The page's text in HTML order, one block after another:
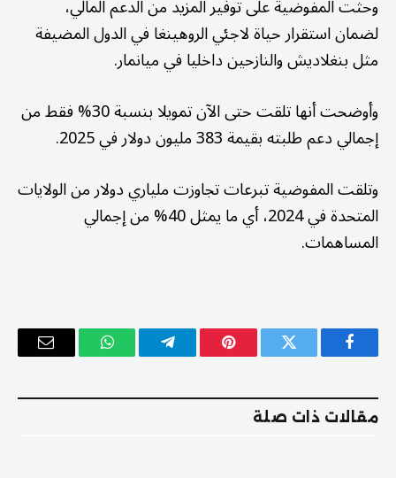
وحثت المفوضية على توفير المزيد من الدعم المالي،
لضمان استقرار حياة لاجئي الروهينغا في الدول المضيفة
مثل بنغلاديش والنازحين داخليا في ميانمار.
وأوضحت أنها تلقت حتى الآن تمويلا بنسبة 30% فقط من
إجمالي دعم طلبته بقيمة 383 مليون دولار في 2025.
وتلقت المفوضية تبرعات تجاوزت ملياري دولار من الولايات
المتحدة في 2024، أي ما يمثل 40% من إجمالي
المساهمات.
فيسبوك تويتر بينتيريستتيلقرام واتساب
البريد
مقالات ذات صلة